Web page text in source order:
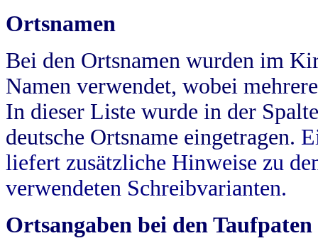
Ortsnamen
Bei den Ortsnamen wurden im
Namen verwendet, wobei
In dieser Liste wurde in der
deutsche Ortsname eingetragen.
liefert zusätzliche Hinweise zu
verwendeten Schreibvarianten.
Ortsangaben bei den Taufpaten